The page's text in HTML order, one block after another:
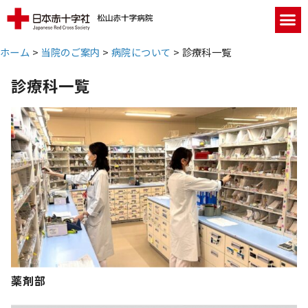
ホーム > 当院のご案内 >病院について > 診療科一覧
診療科一覧
薬剤部